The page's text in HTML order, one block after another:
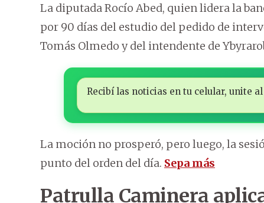
La diputada Rocío Abed, quien lidera la
por 90 días del estudio del pedido de
Tomás Olmedo y del intendente de
Recibí las noticias en tu celular, unite
La moción no prosperó, pero luego, la
punto del orden del día. Sepa más
Patrulla Caminera